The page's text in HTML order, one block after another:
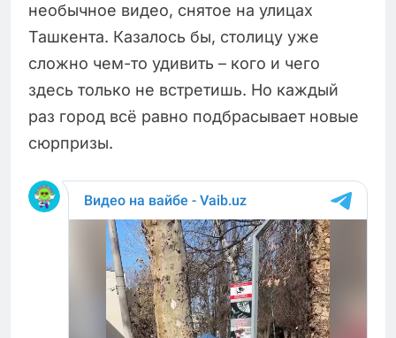
необычное видео, снятое на улицах
Ташкента. Казалось бы, столицу уже
сложно чем-то удивить – кого и чего
здесь только не встретишь. Но каждый
раз город всё равно подбрасывает новые
сюрпризы.